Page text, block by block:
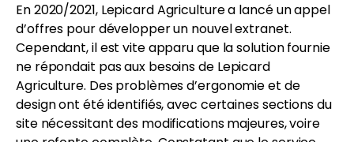
En 2020/2021, Lepicard Agriculture a lancé un appel
d’offres pour développer un nouvel extranet.
Cependant, il est vite apparu que la solution fournie
ne répondait pas aux besoins de Lepicard
Agriculture. Des problèmes d’ergonomie et de
design ont été identifiés, avec certaines sections du
site nécessitant des modifications majeures, voire